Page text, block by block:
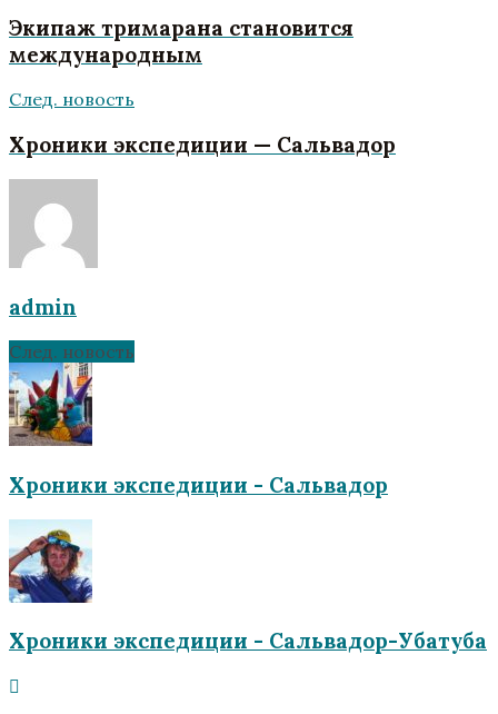
Экипаж тримарана становится
международным
След. новость
Хроники экспедиции — Сальвадор
admin
След. новость
Хроники экспедиции - Сальвадор
Хроники экспедиции - Сальвадор-Убатуба